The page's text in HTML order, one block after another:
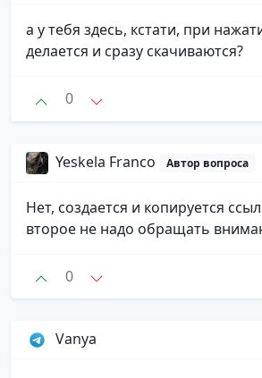
а у тебя здесь, кстати, при
делается и сразу скачиваются?
0
Yeskela Franco Автор вопроса
Нет, создается и копируется
второе не надо обращать
0
Vanya